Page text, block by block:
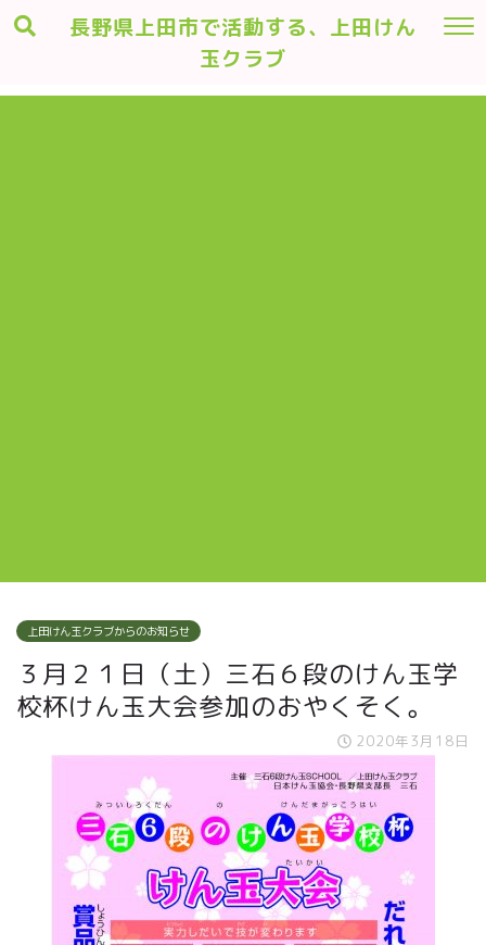
長野県上田市で活動する、上田けん
玉クラブ
上田けん玉クラブからのお知らせ
３月２１日（土）三石６段のけん玉学
校杯けん玉大会参加のおやくそく。
2020年3月18日